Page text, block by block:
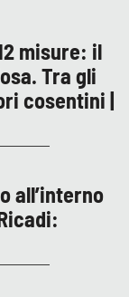
misure: il
Tra gli
cosentini |
all’interno